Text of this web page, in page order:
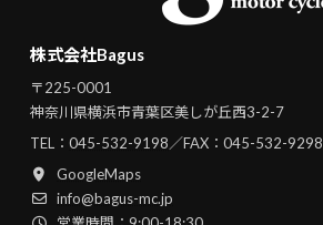
株式会社Bagus
〒225-0001
神奈川県横浜市青葉区美しが丘西3-2-7
TEL： 045-532-9198／FAX：045-532-9298
GoogleMaps
info@bagus-mc.jp